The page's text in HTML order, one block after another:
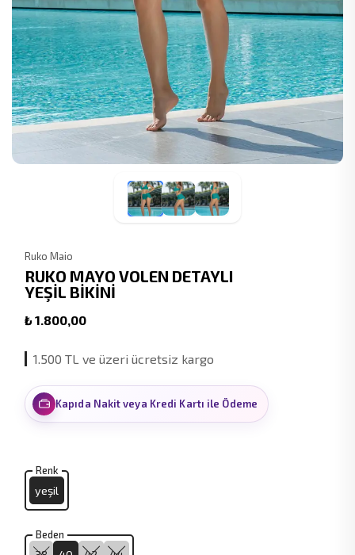
Ruko Maio
RUKO MAYO VOLEN DETAYLI
YEŞİL BİKİNİ
₺ 1.800,00
1.500 TL ve üzeri ücretsiz kargo
Kapıda Nakit veya Kredi Kartı ile Ödeme
Renk
yeşil
Beden